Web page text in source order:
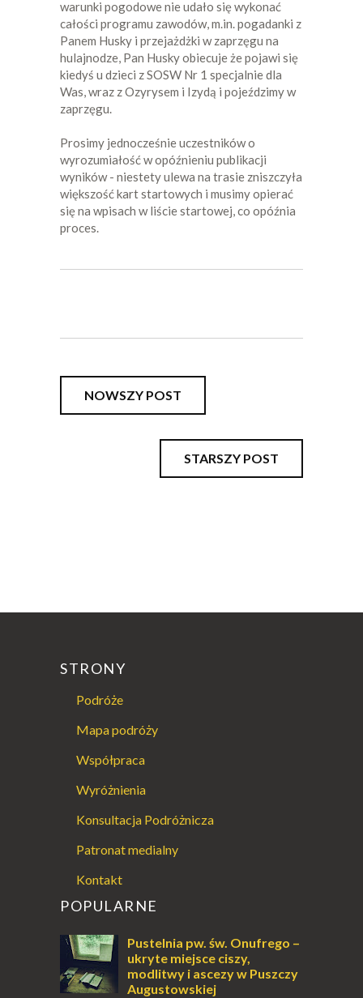
warunki pogodowe nie udało się wykonać
całości programu zawodów, m.in. pogadanki z
Panem Husky i przejażdżki w zaprzęgu na
hulajnodze, Pan Husky obiecuje że pojawi się
kiedyś u dzieci z SOSW Nr 1 specjalnie dla
Was, wraz z Ozyrysem i Izydą i pojeździmy w
zaprzęgu.
Prosimy jednocześnie uczestników o
wyrozumiałość w opóźnieniu publikacji
wyników - niestety ulewa na trasie zniszczyła
większość kart startowych i musimy opierać
się na wpisach w liście startowej, co opóźnia
proces.
NOWSZY POST
STARSZY POST
STRONY
Podróże
Mapa podróży
Współpraca
Wyróżnienia
Konsultacja Podróżnicza
Patronat medialny
Kontakt
POPULARNE
Pustelnia pw. św. Onufrego –
ukryte miejsce ciszy,
modlitwy i ascezy w Puszczy
Augustowskiej